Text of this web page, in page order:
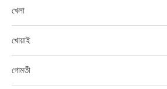
খেলা
খোয়াই
গোমতী